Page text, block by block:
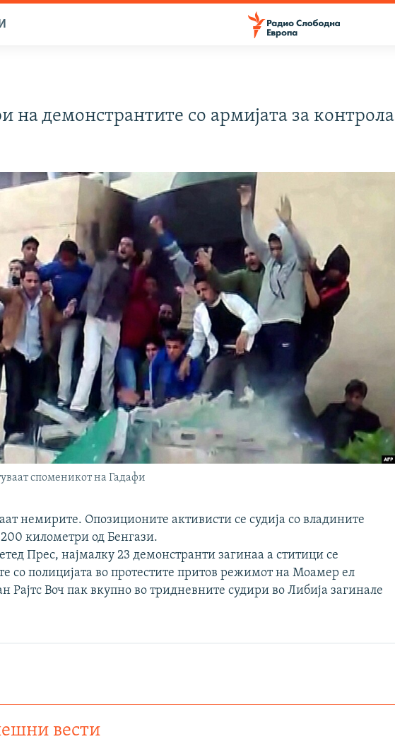
на демонстрантите со армијата за контрола
споменикот на Гадафи
немирите. Опозиционите активисти се судија со владините
километри од Бенгази.
Прес, најмалку 23 демонстранти загинаа а ститици се
со полицијата во протестите притов режимот на Моамер ел
Рајтс Воч пак вкупно во тридневните судири во Либија загинале
вести